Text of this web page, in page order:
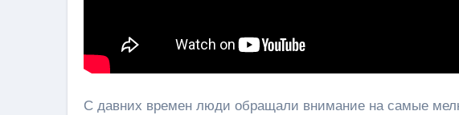
С давних времен люди обращали внимание на самые